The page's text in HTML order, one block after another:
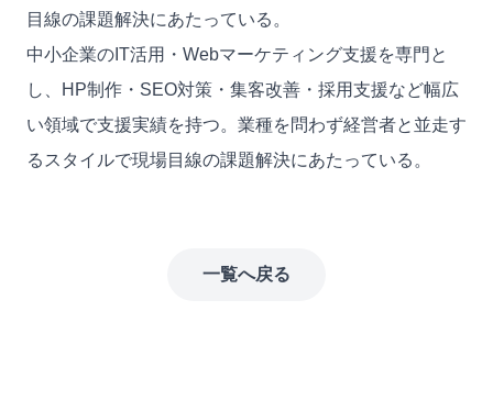
目線の課題解決にあたっている。
中小企業のIT活用・Webマーケティング支援を専門と
し、HP制作・SEO対策・集客改善・採用支援など幅広
い領域で支援実績を持つ。業種を問わず経営者と並走す
るスタイルで現場目線の課題解決にあたっている。
一覧へ戻る